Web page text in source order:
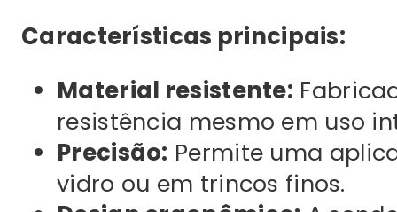
Características principais:
Material resistente:
resistência mesmo em uso
Precisão: Permite uma
vidro ou em trincos finos.